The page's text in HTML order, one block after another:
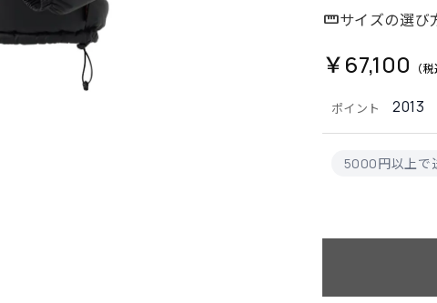
ポイント 2013
サイズの選び
5000円以上で
￥67,100